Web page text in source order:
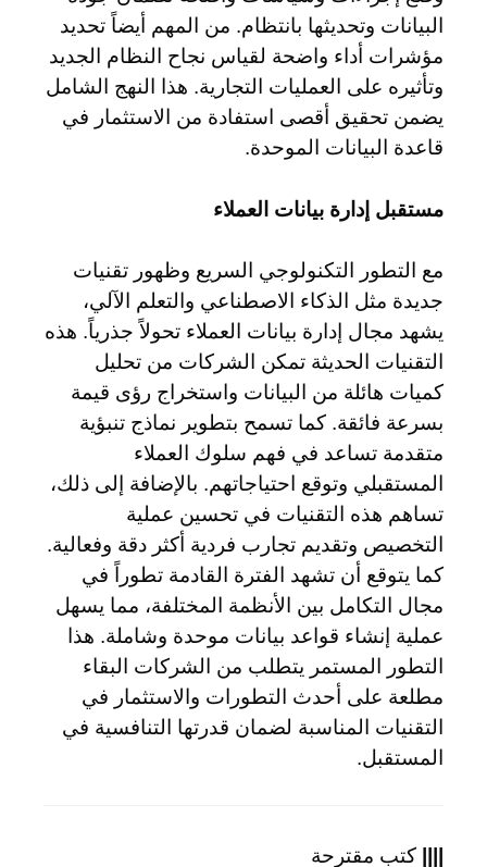
البيانات وتحديثها بانتظام. من المهم أيضاً تحديد
مؤشرات أداء واضحة لقياس نجاح النظام الجديد
وتأثيره على العمليات التجارية. هذا النهج الشامل
يضمن تحقيق أقصى استفادة من الاستثمار في
قاعدة البيانات الموحدة.
مستقبل إدارة بيانات العملاء
مع التطور التكنولوجي السريع وظهور تقنيات
جديدة مثل الذكاء الاصطناعي والتعلم الآلي،
يشهد مجال إدارة بيانات العملاء تحولاً جذرياً. هذه
التقنيات الحديثة تمكن الشركات من تحليل
كميات هائلة من البيانات واستخراج رؤى قيمة
بسرعة فائقة. كما تسمح بتطوير نماذج تنبؤية
متقدمة تساعد في فهم سلوك العملاء
المستقبلي وتوقع احتياجاتهم. بالإضافة إلى ذلك،
تساهم هذه التقنيات في تحسين عملية
التخصيص وتقديم تجارب فردية أكثر دقة وفعالية.
كما يتوقع أن تشهد الفترة القادمة تطوراً في
مجال التكامل بين الأنظمة المختلفة، مما يسهل
عملية إنشاء قواعد بيانات موحدة وشاملة. هذا
التطور المستمر يتطلب من الشركات البقاء
مطلعة على أحدث التطورات والاستثمار في
التقنيات المناسبة لضمان قدرتها التنافسية في
المستقبل.
|||| كتب مقترحة